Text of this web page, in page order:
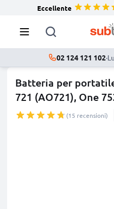
Eccellente
02 124 121 102·
Batteria per
721 (AO721), One
(15 recensioni)